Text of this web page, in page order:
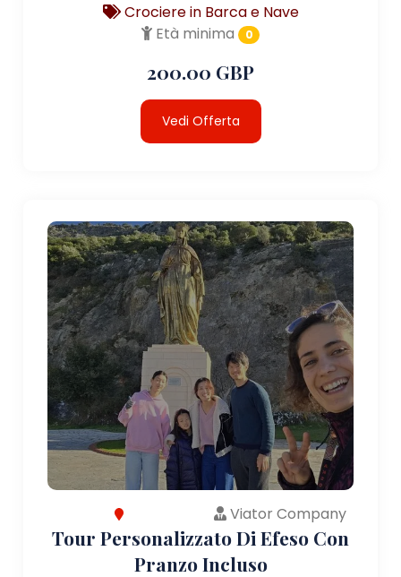
Crociere in Barca e Nave
Età minima
0
200.00 GBP
Vedi Offerta
Viator Company
Tour Personalizzato Di Efeso Con
Pranzo Incluso